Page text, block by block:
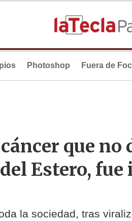
Photoshop Fuera de
que no
Estero,
la sociedad, tras